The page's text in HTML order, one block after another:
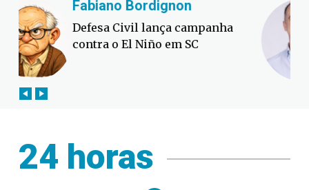
Fabiano Bordignon
Defesa Civil lança campanha
contra o El Niño em SC
é
24 horas